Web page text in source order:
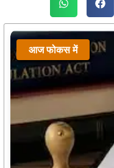
आज फोकस में